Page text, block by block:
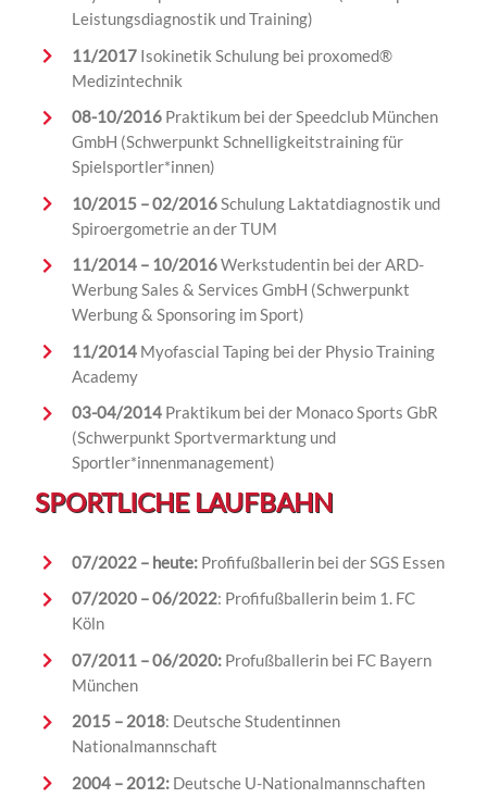
Leistungsdiagnostik und Training)
11/2017 Isokinetik Schulung bei proxomed®
Medizintechnik
08-10/2016 Praktikum bei derSpeedclubMünchen
GmbH (Schwerpunkt Schnelligkeitstrainingfür
Spielsportler*innen)
10/2015 – 02/2016Schulung Laktatdiagnostik und
Spiroergometrie an der TUM
11/2014 – 10/2016Werkstudentin bei der ARD-
Werbung Sales & Services GmbH (Schwerpunkt
Werbung & Sponsoring im Sport)
11/2014Myofascial Taping bei der Physio Training
Academy
03-04/2014 Praktikum bei der Monaco Sports GbR
(Schwerpunkt Sportvermarktung und
Sportler*innenmanagement)
SPORTLICHE LAUFBAHN
07/2022 – heute:Profifußballerin bei der SGS Essen
07/2020 – 06/2022: Profifußballerin beim 1. FC
Köln
07/2011 – 06/2020:Profußballerin bei FC Bayern
München
2015 – 2018: Deutsche Studentinnen
Nationalmannschaft
2004 – 2012:Deutsche U-Nationalmannschaften